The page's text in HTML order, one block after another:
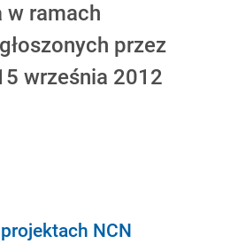
w ramach
przez
września 2012
NCN